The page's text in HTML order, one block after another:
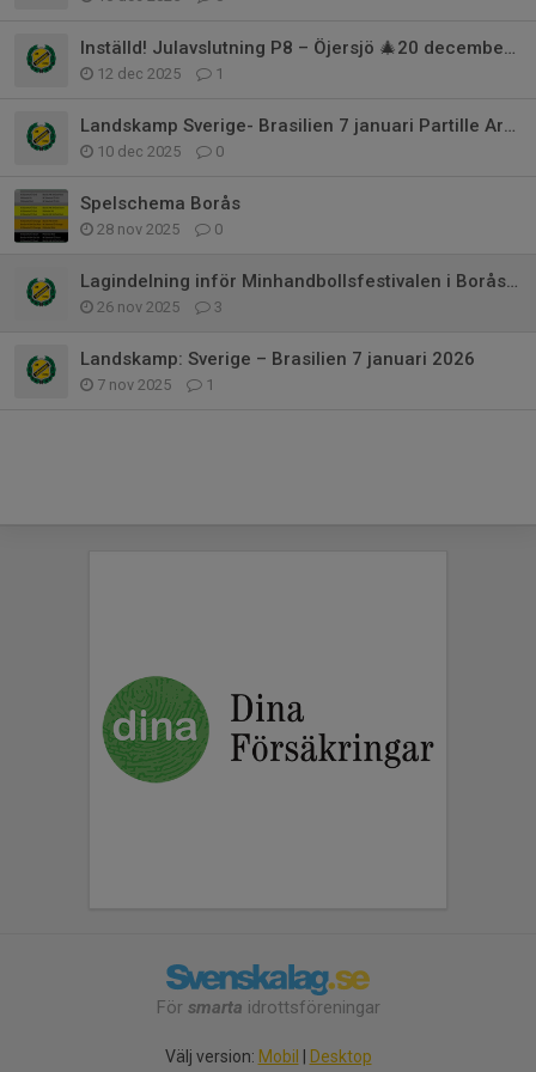
Inställd! Julavslutning P8 – Öjersjö 🎄20 december 13.30
12 dec 2025 1
Landskamp Sverige- Brasilien 7 januari Partille Arena
10 dec 2025 0
Spelschema Borås
28 nov 2025 0
Lagindelning inför Minhandbollsfestivalen i Borås i helgen 29/11!
26 nov 2025 3
Landskamp: Sverige – Brasilien 7 januari 2026
7 nov 2025 1
För smarta idrottsföreningar
Välj version: Mobil | Desktop